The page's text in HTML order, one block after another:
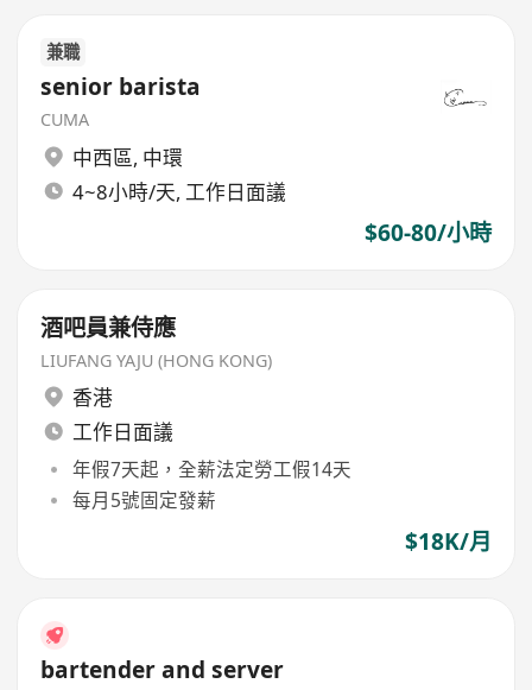
兼職
senior barista
CUMA
中西區, 中環
4~8小時/天, 工作日面議
$60-80/小時
酒吧員兼侍應
LIUFANG YAJU (HONG KONG)
香港
工作日面議
年假7天起，全薪法定勞工假14天
每月5號固定發薪
$18K/月
bartender and server